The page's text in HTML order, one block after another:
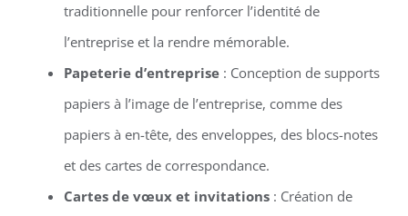
traditionnelle pour renforcer l’identité de
l’entreprise et la rendre mémorable.
Papeterie d’entreprise: Conception de supports
papiers à l’image de l’entreprise, comme des
papiers à en-tête, des enveloppes, des blocs-notes
et des cartes de correspondance.
Cartes de vœux et invitations: Création de